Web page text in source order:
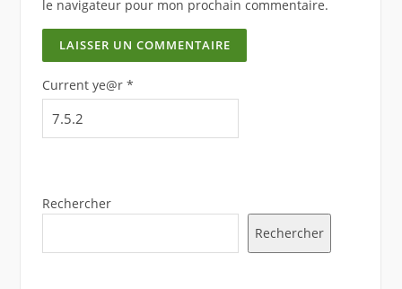
le navigateur pour mon prochain commentaire.
Current ye@r *
Rechercher
Rechercher